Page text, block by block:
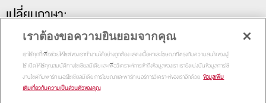
เปลี่ยนภาษา:
เราต้องขอความยินยอมจากคุณ
เราใช้คุกกี้เพื่อช่วยให้ไซต์ของเราทำงานได้อย่างถูกต้อง แสดงเนื้อหาและโฆษณาที่ตรงกับความสนใจของผู้
ใช้ เปิดให้ใช้คุณสมบัติทางโซเชียลมีเดีย และเพื่อวิเคราะห์การเข้าถึงข้อมูลของเรา เรายังแบ่งปันข้อมูลการใช้
งานไซต์กับพาร์ทเนอร์โซเชียลมีเดีย การโฆษณาและพาร์ทเนอร์การวิเคราะห์ของเราอีกด้วย ข้อมูลเพิ่ม
เติมเกี่ยวกับความเป็นส่วนตัวของคุณ